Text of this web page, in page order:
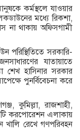
কর্মস্থলে যাওয়ার
মধ্যে রিকশা,
না থাকায় অফিসগামী
পরিস্থিতিতে সরকারি-
যাতায়াতে
শেখ হাসিনার সরকার
পুনর্বিবেচনা করে
কুমিল্লা, রাজশাহী,
করপোরেশন এলাকায়
খালি রেখে গণপরিবহন